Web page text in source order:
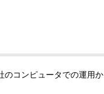
のコンピュータでの運用